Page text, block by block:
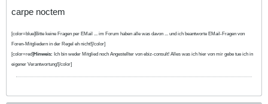
carpe noctem
[color=blue]Bitte keine Fragen per EMail ... im Forum haben alle was davon ... und ich beantworte EMail-Fragen von
Foren-Mitgliedern in der Regel eh nicht![/color]
[color=red]Hinweis: Ich bin weder Mitglied noch Angestellter von ebiz-consult! Alles was ich hier von mir gebe tue ich in
eigener Verantwortung![/color]